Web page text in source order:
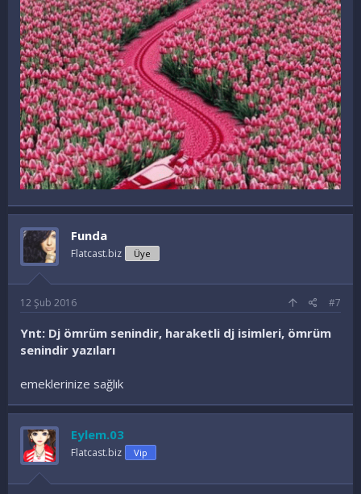
Funda
Flatcast.biz Üye
12 Şub 2016 #7
Ynt: Dj ömrüm senindir, haraketli dj isimleri, ömrüm
senindir yazıları
emeklerinize sağlık
Eylem.03
Flatcast.biz Vip